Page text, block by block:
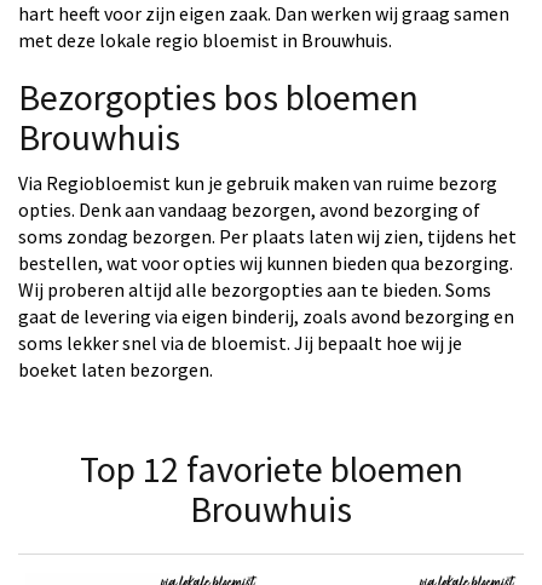
hart heeft voor zijn eigen zaak. Dan werken wij graag samen
met deze lokale regio bloemist in Brouwhuis.
Bezorgopties bos bloemen
Brouwhuis
Via Regiobloemist kun je gebruik maken van ruime bezorg
opties. Denk aan vandaag bezorgen, avond bezorging of
soms zondag bezorgen. Per plaats laten wij zien, tijdens het
bestellen, wat voor opties wij kunnen bieden qua bezorging.
Wij proberen altijd alle bezorgopties aan te bieden. Soms
gaat de levering via eigen binderij, zoals avond bezorging en
soms lekker snel via de bloemist. Jij bepaalt hoe wij je
boeket laten bezorgen.
Top 12 favoriete bloemen
Brouwhuis